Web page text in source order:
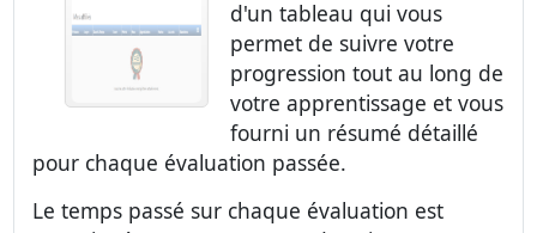
d'un tableau qui vous
permet de suivre votre
progression tout au long de
votre apprentissage et vous
fourni un résumé détaillé
pour chaque évaluation passée.
Le temps passé sur chaque évaluation est